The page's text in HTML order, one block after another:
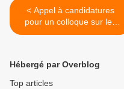
< Appel à candidatures
pour un colloque sur les
ressources naturelles et les
Hébergé par Overblog
Top articles